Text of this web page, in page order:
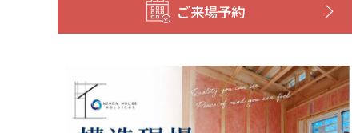
ご来場予約